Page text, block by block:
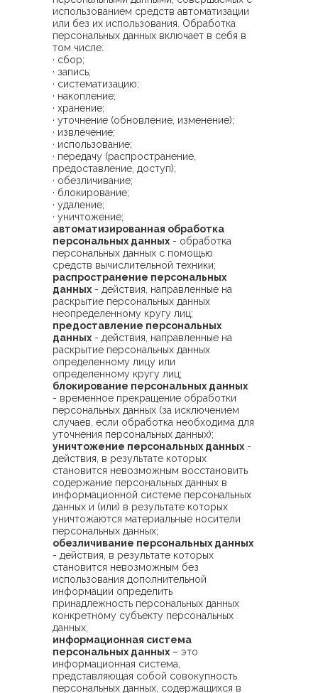
использованием средств автоматизации
или без их использования. Обработка
персональных данных включает в себя в
том числе:
· сбор;
· запись;
· систематизацию;
· накопление;
· хранение;
· уточнение (обновление, изменение);
· извлечение;
· использование;
· передачу (распространение,
предоставление, доступ);
· обезличивание;
· блокирование;
· удаление;
· уничтожение;
автоматизированная обработка
персональных данных - обработка
персональных данных с помощью
средств вычислительной техники;
распространение персональных
данных - действия, направленные на
раскрытие персональных данных
неопределенному кругу лиц;
предоставление персональных
данных - действия, направленные на
раскрытие персональных данных
определенному лицу или
определенному кругу лиц;
блокирование персональных данных
- временное прекращение обработки
персональных данных (за исключением
случаев, если обработка необходима для
уточнения персональных данных);
уничтожение персональных данных -
действия, в результате которых
становится невозможным восстановить
содержание персональных данных в
информационной системе персональных
данных и (или) в результате которых
уничтожаются материальные носители
персональных данных;
обезличивание персональных данных
- действия, в результате которых
становится невозможным без
использования дополнительной
информации определить
принадлежность персональных данных
конкретному субъекту персональных
данных;
информационная система
персональных данных – это
информационная система,
представляющая собой совокупность
персональных данных, содержащихся в